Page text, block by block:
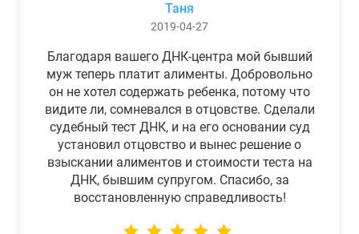
Таня
2019-04-27
Благодаря вашего ДНК-центра мой бывший
муж теперь платит алименты. Добровольно
он не хотел содержать ребенка, потому что
видите ли, сомневался в отцовстве. Сделали
судебный тест ДНК, и на его основании суд
установил отцовство и вынес решение о
взыскании алиментов и стоимости теста на
ДНК, бывшим супругом. Спасибо, за
восстановленную справедливость!